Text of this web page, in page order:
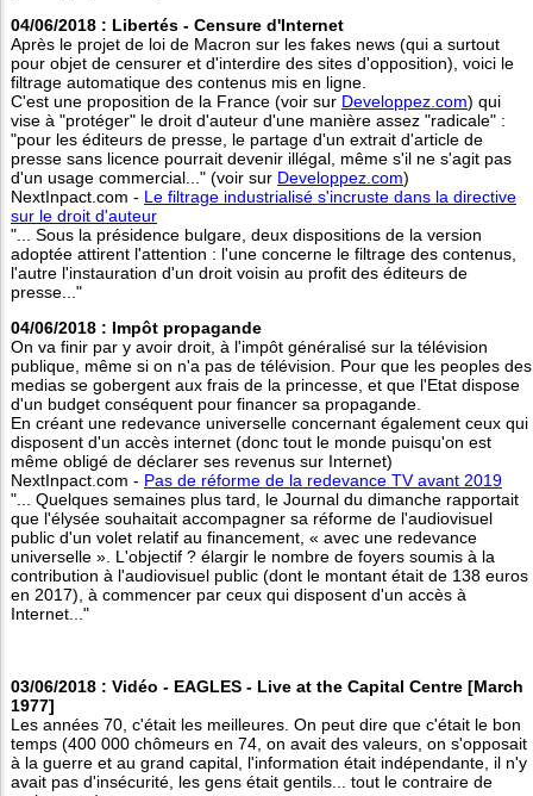
04/06/2018 : Libertés - Censure d'Internet
Après le projet de loi de Macron sur les fakes news (qui a surtout
pour objet de censurer et d'interdire des sites d'opposition), voici le
filtrage automatique des contenus mis en ligne.
C'est une proposition de la France (voir sur Developpez.com) qui
vise à "protéger" le droit d'auteur d'une manière assez "radicale" :
"pour les éditeurs de presse, le partage d'un extrait d'article de
presse sans licence pourrait devenir illégal, même s'il ne s'agit pas
d'un usage commercial..." (voir sur Developpez.com)
NextInpact.com - Le filtrage industrialisé s'incruste dans la directive
sur le droit d'auteur
"... Sous la présidence bulgare, deux dispositions de la version
adoptée attirent l'attention : l'une concerne le filtrage des contenus,
l'autre l'instauration d'un droit voisin au profit des éditeurs de
presse..."
04/06/2018 : Impôt propagande
On va finir par y avoir droit, à l'impôt généralisé sur la télévision
publique, même si on n'a pas de télévision. Pour que les peoples des
medias se gobergent aux frais de la princesse, et que l'Etat dispose
d'un budget conséquent pour financer sa propagande.
En créant une redevance universelle concernant également ceux qui
disposent d'un accès internet (donc tout le monde puisqu'on est
même obligé de déclarer ses revenus sur Internet)
NextInpact.com - Pas de réforme de la redevance TV avant 2019
"... Quelques semaines plus tard, le Journal du dimanche rapportait
que l'élysée souhaitait accompagner sa réforme de l'audiovisuel
public d'un volet relatif au financement, « avec une redevance
universelle ». L'objectif ? élargir le nombre de foyers soumis à la
contribution à l'audiovisuel public (dont le montant était de 138 euros
en 2017), à commencer par ceux qui disposent d'un accès à
Internet..."
03/06/2018 : Vidéo - EAGLES - Live at the Capital Centre [March
1977]
Les années 70, c'était les meilleures. On peut dire que c'était le bon
temps (400 000 chômeurs en 74, on avait des valeurs, on s'opposait
à la guerre et au grand capital, l'information était indépendante, il n'y
avait pas d'insécurité, les gens était gentils... tout le contraire de